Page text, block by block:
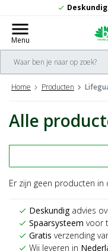
check Deskundig
menu
Menu
Home Producten
Alle
Er zijn geen producten in
check Deskundigadvies
check Spaarsysteem voor
check Gratis verzending
check Wij leveren in